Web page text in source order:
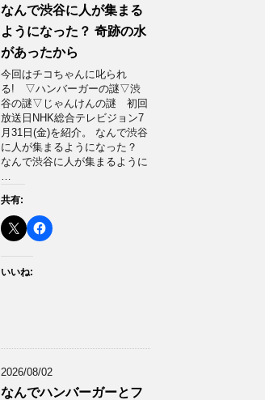
なんで渋谷に人が集まる
ようになった？ 奇跡の水
があったから
今回はチコちゃんに叱られ
る! ▽ハンバーガーの謎▽渋
谷の謎▽じゃんけんの謎 初回
放送日NHK総合テレビジョン7
月31日(金)を紹介。 なんで渋谷
に人が集まるようになった？
なんで渋谷に人が集まるように
…
共有:
いいね:
2026/08/02
なんでハンバーガーとフ